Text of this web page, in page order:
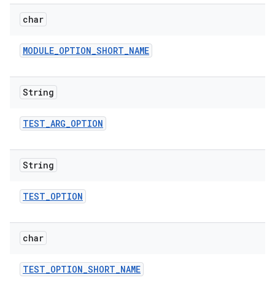
char
MODULE_OPTION_SHORT_NAME
String
TEST_ARG_OPTION
String
TEST_OPTION
char
TEST_OPTION_SHORT_NAME